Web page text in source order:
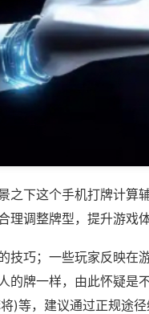
之下这个手机打牌计算
理调整牌型，提升游戏
技巧；一些玩家反映在
的牌一样，由此怀疑是
)等，建议通过正规途径